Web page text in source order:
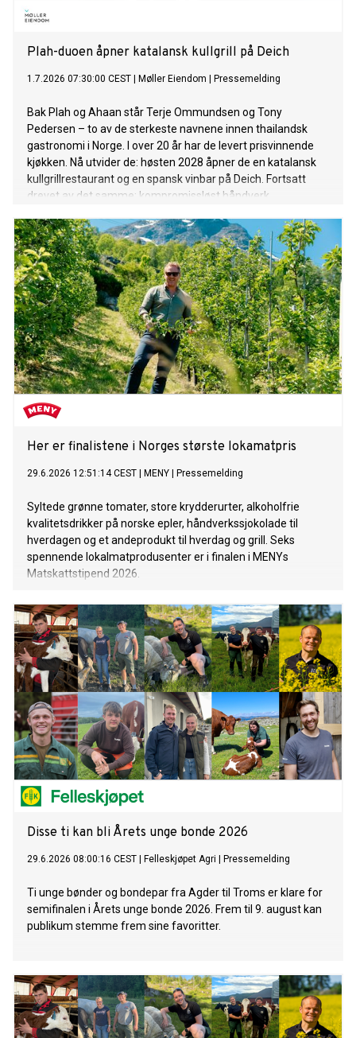
Plah-duoen åpner katalansk kullgrill på Deich
1.7.2026 07:30:00 CEST Møller Eiendom Pressemelding
Bak Plah og Ahaan står Terje Ommundsen og Tony
Pedersen – to av de sterkeste navnene innen thailandsk
gastronomi i Norge. I over 20 år har de levert prisvinnende
kjøkken. Nå utvider de: høsten 2028 åpner de en katalansk
kullgrillrestaurant og en spansk vinbar på Deich. Fortsatt
drevet av det samme: kompromissløst håndverk,
Her er finalistene i Norges største lokamatpris
29.6.2026 12:51:14 CEST MENY Pressemelding
Syltede grønne tomater, store krydderurter, alkoholfrie
kvalitetsdrikker på norske epler, håndverkssjokolade til
hverdagen og et andeprodukt til hverdag og grill. Seks
spennende lokalmatprodusenter er i finalen i MENYs
Matskattstipend 2026.
Disse ti kan bli Årets unge bonde 2026
29.6.2026 08:00:16 CEST Felleskjøpet Agri Pressemelding
Ti unge bønder og bondepar fra Agder til Troms er klare for
semifinalen i Årets unge bonde 2026. Frem til 9. august kan
publikum stemme frem sine favoritter.